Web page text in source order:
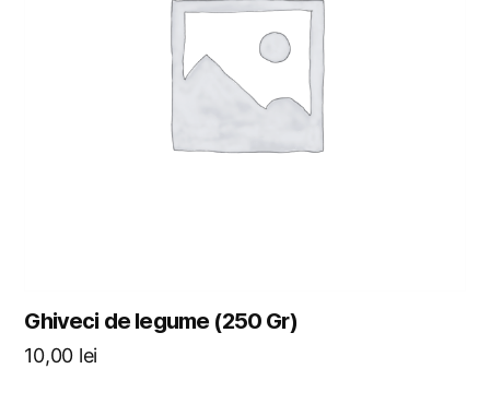
Ghiveci de legume (250 Gr)
10,00 lei